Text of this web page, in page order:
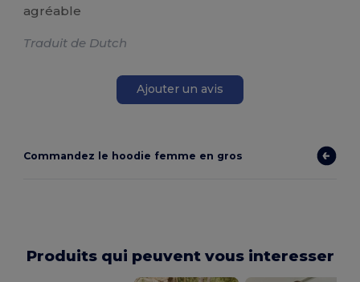
agréable
Traduit de Dutch
Ajouter un avis
Commandez le hoodie femme en gros
Produits qui peuvent vous interesser